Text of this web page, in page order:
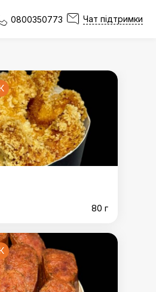
0800350773 Чат підтримки
80 г